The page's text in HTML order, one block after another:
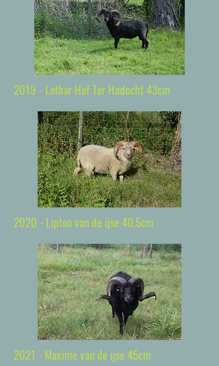
2019 - Lothar Hof Ter Hadocht 43cm
2020 - Lipton van de ijse 40.5cm
2021 - Maxime van de ijse 45cm